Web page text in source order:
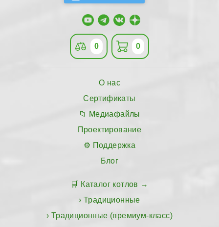
0 0
О нас
Сертификаты
Медиафайлы
Проектирование
Поддержка
Блог
Каталог котлов
Традиционные
Традиционные (премиум-класс)